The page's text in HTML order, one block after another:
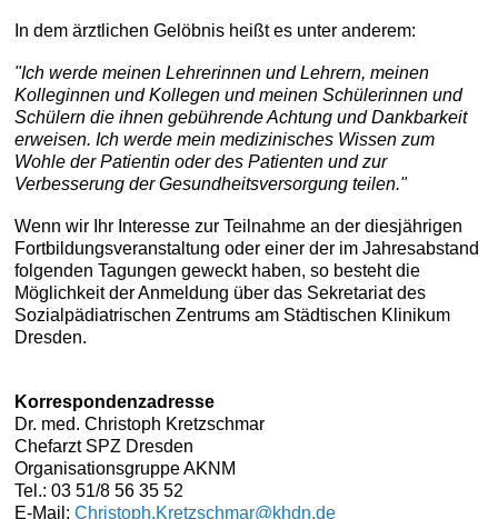
In dem ärztlichen Gelöbnis heißt es unter anderem:
"Ich werde meinen Lehrerinnen und Lehrern, meinen
Kolleginnen und Kollegen und meinen Schülerinnen und
Schülern die ihnen gebührende Achtung und Dankbarkeit
erweisen. Ich werde mein medizinisches Wissen zum
Wohle der Patientin oder des Patienten und zur
Verbesserung der Gesundheitsversorgung teilen."
Wenn wir Ihr Interesse zur Teilnahme an der diesjährigen
Fortbildungsveranstaltung oder einer der im Jahresabstand
folgenden Tagungen geweckt haben, so besteht die
Möglichkeit der Anmeldung über das Sekretariat des
Sozialpädiatrischen Zentrums am Städtischen Klinikum
Dresden.
Korrespondenzadresse
Dr. med. Christoph Kretzschmar
Chefarzt SPZ Dresden
Organisationsgruppe AKNM
Tel.: 03 51/8 56 35 52
E-Mail:Christoph.Kretzschmar@khdn.de